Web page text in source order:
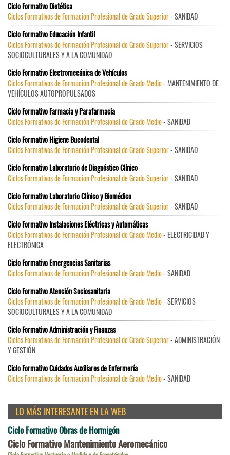
Ciclo Formativo Dietética
Ciclos Formativos de Formación Profesional de Grado Superior- SANIDAD
Ciclo Formativo Educación Infantil
Ciclos Formativos de Formación Profesional de Grado Superior- SERVICIOS
SOCIOCULTURALES Y A LA COMUNIDAD
Ciclo Formativo Electromecánica de Vehículos
Ciclos Formativos de Formación Profesional de Grado Medio- MANTENIMIENTO DE
VEHÍCULOS AUTOPROPULSADOS
Ciclo Formativo Farmacia y Parafarmacia
Ciclos Formativos de Formación Profesional de Grado Medio- SANIDAD
Ciclo Formativo Higiene Bucodental
Ciclos Formativos de Formación Profesional de Grado Superior- SANIDAD
Ciclo Formativo Laboratorio de Diagnóstico Clínico
Ciclos Formativos de Formación Profesional de Grado Superior- SANIDAD
Ciclo Formativo Laboratorio Clínico y Biomédico
Ciclos Formativos de Formación Profesional de Grado Superior- SANIDAD
Ciclo Formativo Instalaciones Eléctricas y Automáticas
Ciclos Formativos de Formación Profesional de Grado Medio- ELECTRICIDAD Y
ELECTRÓNICA
Ciclo Formativo Emergencias Sanitarias
Ciclos Formativos de Formación Profesional de Grado Medio- SANIDAD
Ciclo Formativo Atención Sociosanitaria
Ciclos Formativos de Formación Profesional de Grado Medio- SERVICIOS
SOCIOCULTURALES Y A LA COMUNIDAD
Ciclo Formativo Administración y Finanzas
Ciclos Formativos de Formación Profesional de Grado Superior- ADMINISTRACIÓN
Y GESTIÓN
Ciclo Formativo Cuidados Auxiliares de Enfermería
Ciclos Formativos de Formación Profesional de Grado Medio- SANIDAD
LO MÁS INTERESANTE EN LA WEB
Ciclo Formativo Obras de Hormigón
Ciclo Formativo Mantenimiento Aeromecánico